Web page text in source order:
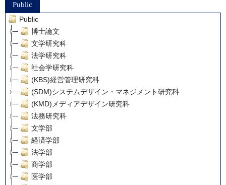
Public
Public
博士論文
文学研究科
法学研究科
社会学研究科
(KBS)経営管理研究科
(SDM)システムデザイン・マネジメント研究科
(KMD)メディアデザイン研究科
法務研究科
文学部
経済学部
法学部
商学部
医学部